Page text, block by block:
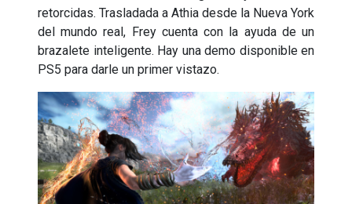
retorcidas. Trasladada a Athia desde la Nueva York
del mundo real, Frey cuenta con la ayuda de un
brazalete inteligente. Hay una demo disponible en
PS5 para darle un primer vistazo.